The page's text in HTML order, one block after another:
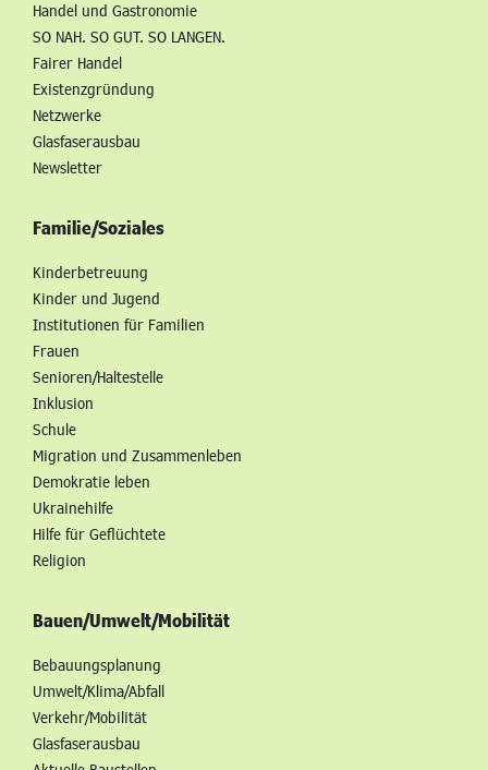
Handel und Gastronomie
SO NAH. SO GUT. SO LANGEN.
Fairer Handel
Existenzgründung
Netzwerke
Glasfaserausbau
Newsletter
Familie/Soziales
Kinderbetreuung
Kinder und Jugend
Institutionen für Familien
Frauen
Senioren/Haltestelle
Inklusion
Schule
Migration und Zusammenleben
Demokratie leben
Ukrainehilfe
Hilfe für Geflüchtete
Religion
Bauen/Umwelt/Mobilität
Bebauungsplanung
Umwelt/Klima/Abfall
Verkehr/Mobilität
Glasfaserausbau